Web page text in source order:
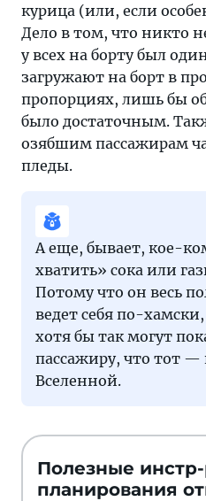
курица (или, если
Дело в том, что никто
у всех на борту был
загружают на борт в
пропорциях, лишь бы
было достаточным.
озябшим пассажирам
пледы.
А еще, бывает, кое-
хватить» сока или
Потому что он весь
ведет себя по-
хотя бы так могут
пассажиру, что тот —
Вселенной.
Полезные
планирования